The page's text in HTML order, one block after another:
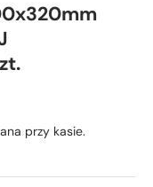
przy kasie.